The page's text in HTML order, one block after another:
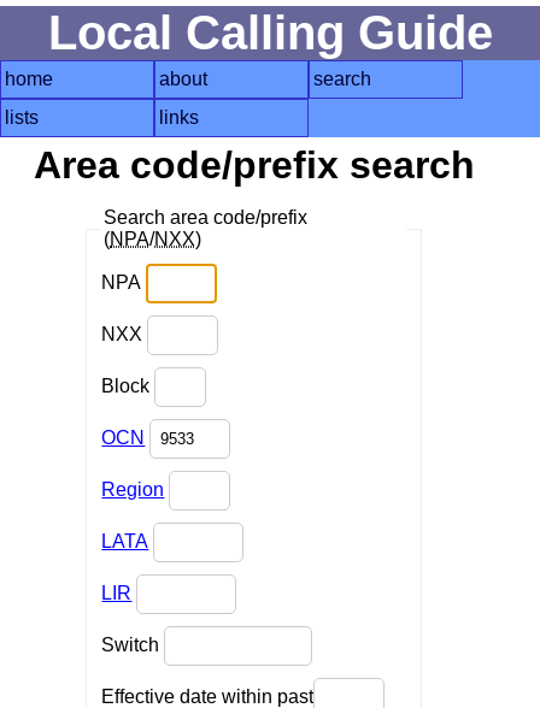
Local Calling Guide
home about
search
lists
links
Area code/prefix search
Search area code/prefix
(NPA/NXX)
NPA
NXX
Block
OCN
Region
LATA
LIR
Switch
Effective date within past